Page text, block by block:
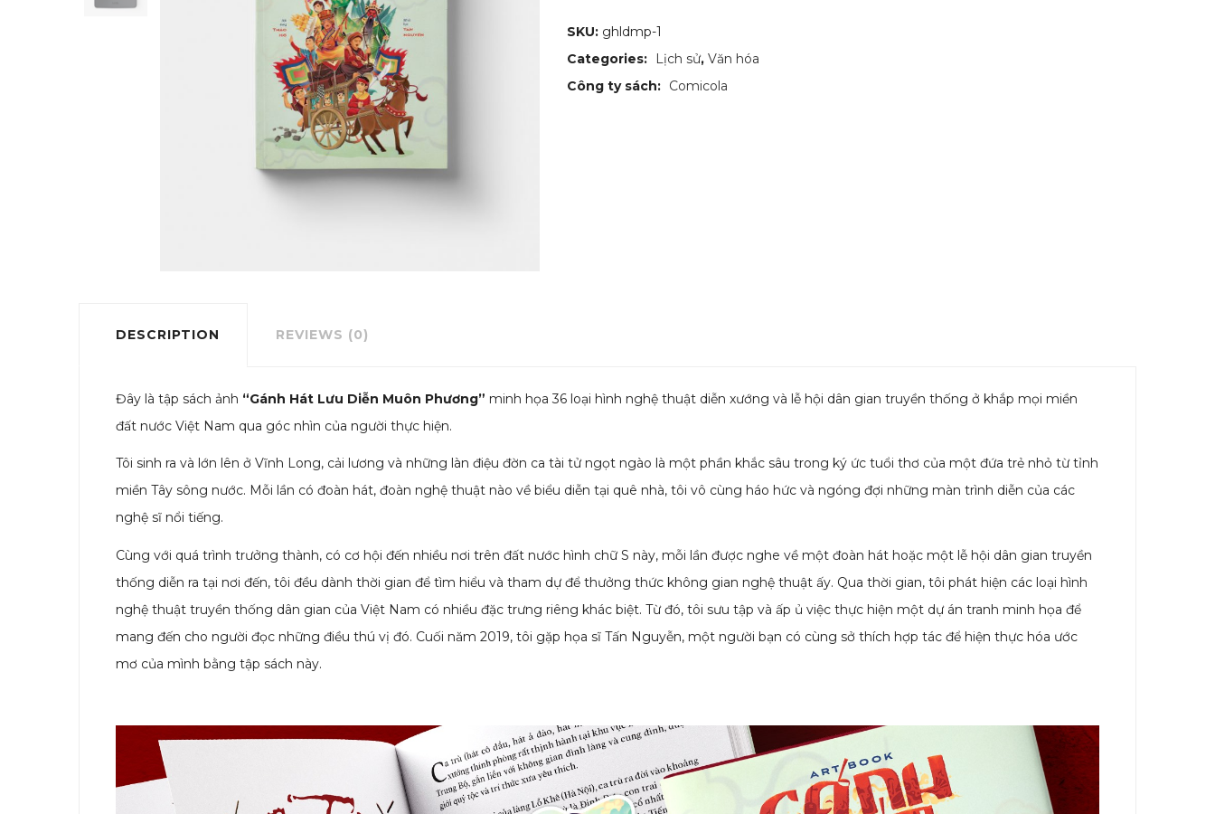
SKU: ghldmp-1
Categories:
Lịch sử, Văn hóa
Công ty sách: Comicola
DESCRIPTION REVIEWS (0)
Đây là tập sách ảnh “Gánh Hát Lưu Diễn Muôn Phương” minh họa 36 loại hình nghệ thuật diễn xướng và lễ hội dân gian truyền thống ở khắp mọi miền
đất nước Việt Nam qua góc nhìn của người thực hiện.
Tôi sinh ra và lớn lên ở Vĩnh Long, cải lương và những làn điệu đờn ca tài tử ngọt ngào là một phần khắc sâu trong ký ức tuổi thơ của một đứa trẻ nhỏ từ tỉnh
miền Tây sông nước. Mỗi lần có đoàn hát, đoàn nghệ thuật nào về biểu diễn tại quê nhà, tôi vô cùng háo hức và ngóng đợi những màn trình diễn của các
nghệ sĩ nổi tiếng.
Cùng với quá trình trưởng thành, có cơ hội đến nhiều nơi trên đất nước hình chữ S này, mỗi lần được nghe về một đoàn hát hoặc một lễ hội dân gian truyền
thống diễn ra tại nơi đến, tôi đều dành thời gian để tìm hiểu và tham dự để thưởng thức không gian nghệ thuật ấy. Qua thời gian, tôi phát hiện các loại hình
nghệ thuật truyền thống dân gian của Việt Nam có nhiều đặc trưng riêng khác biệt. Từ đó, tôi sưu tập và ấp ủ việc thực hiện một dự án tranh minh họa để
mang đến cho người đọc những điều thú vị đó. Cuối năm 2019, tôi gặp họa sĩ Tấn Nguyễn, một người bạn có cùng sở thích hợp tác để hiện thực hóa ước
mơ của mình bằng tập sách này.